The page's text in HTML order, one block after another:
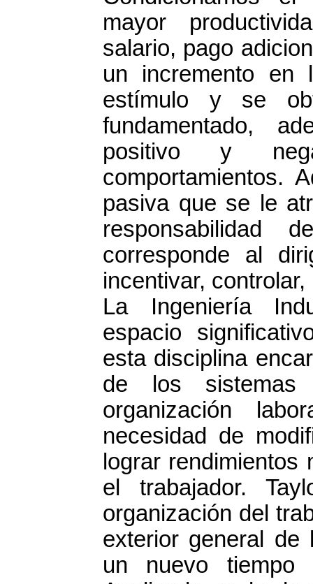
mayor
salario, pago
un incremento en
estímulo y se
fundamentado,
positivo y
comportamientos.
pasiva que se le
responsabilidad
corresponde al
incentivar, controlar,
La Ingeniería
espacio
esta disciplina
de los sistemas
organización
necesidad de
lograr
el trabajador.
organización del
exterior general de
un nuevo tiempo